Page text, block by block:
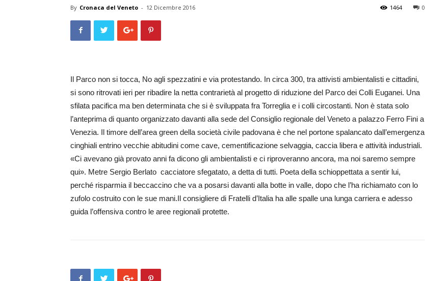
By Cronaca del Veneto - 12 Dicembre 2016 0
1464
Il Parco non si tocca, No agli spezzatini e via protestando. In circa 300, tra attivisti ambientalisti e cittadini,
si sono ritrovati ieri per ribadire la netta contrarietà al progetto di riduzione del Parco dei Colli Euganei. Una
sfilata pacifica ma ben determinata che si è sviluppata fra Torreglia e i colli circostanti. Non è stata solo
l’anteprima di quanto organizzato davanti alla sede del Consiglio regionale del Veneto a palazzo Ferro Fini a
Venezia. Il timore dell’area green della società civile padovana è che nel portone spalancato dall’emergenza
cinghiali entrino vecchie abitudini come cave, cementificazione selvaggia, caccia libera e attività industriali.
«Ci avevano già provato anni fa dicono gli ambientalisti e ci riproveranno ancora, ma noi saremo sempre
qui». Metre Sergio Berlato cacciatore sfegatato, a detta di tutti. Poeta della schioppettata a sentir lui,
perché risparmia il beccaccino che va a posarsi davanti alla botte in valle, dopo che l’ha richiamato con lo
zufolo costruito con le sue mani.Il consigliere di Fratelli d’Italia ha alle spalle una lunga carriera e adesso
guida l’offensiva contro le aree regionali protette.